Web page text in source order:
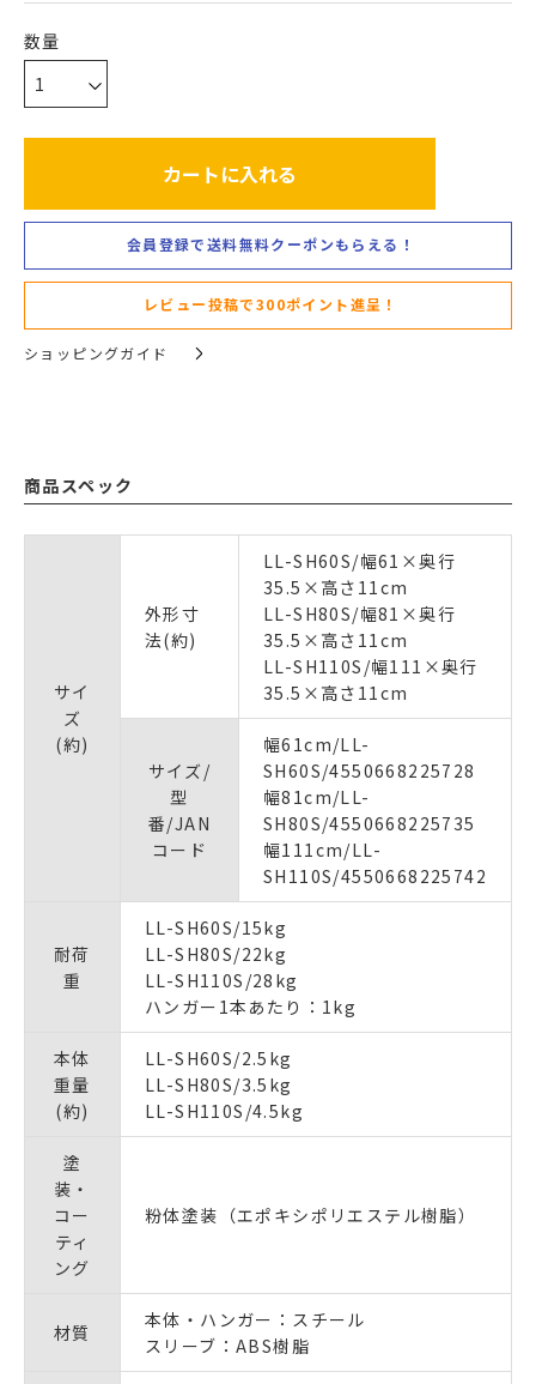
カートに入れる
会員登録で送料無料クーポンもらえる！
レビュー投稿で300ポイント進呈！
ショッピングガイド
商品スペック
サイ
ズ
(約)
外形寸
法(約)
LL-SH60S/幅61×奥行
35.5×高さ11cm
LL-SH80S/幅81×奥行
35.5×高さ11cm
LL-SH110S/幅111×奥行
35.5×高さ11cm
サイズ/
型
番/JAN
コード
幅61cm/LL-
SH60S/4550668225728
幅81cm/LL-
SH80S/4550668225735
幅111cm/LL-
SH110S/4550668225742
耐荷
重
LL-SH60S/15kg
LL-SH80S/22kg
LL-SH110S/28kg
ハンガー1本あたり：1kg
本体
重量
(約)
LL-SH60S/2.5kg
LL-SH80S/3.5kg
LL-SH110S/4.5kg
塗
装・
コー
ティ
ング
粉体塗装（エポキシポリエステル樹脂）
材質
本体・ハンガー：スチール
スリーブ：ABS樹脂